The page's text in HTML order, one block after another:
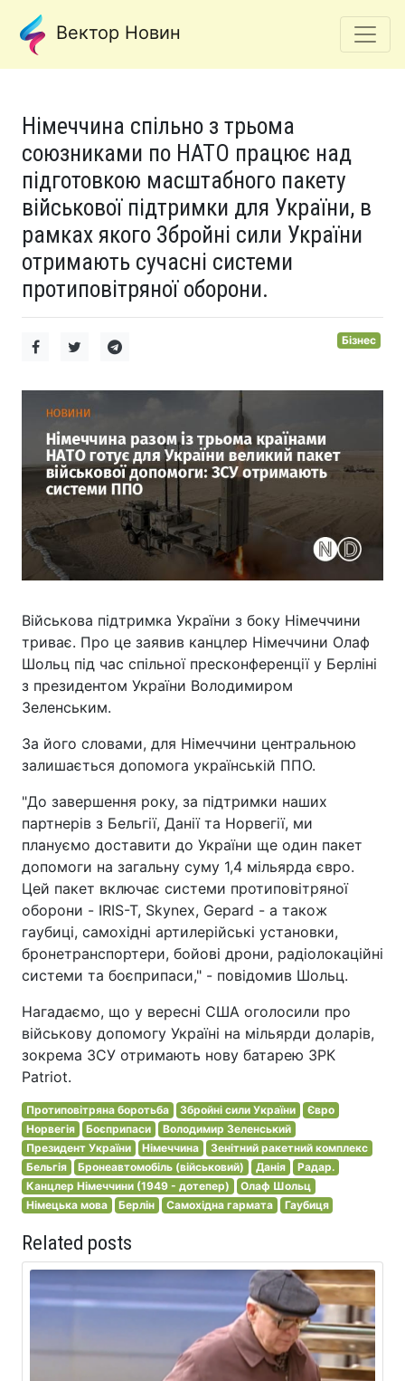
Вектор Новин
Німеччина спільно з трьома
союзниками по НАТО працює над
підготовкою масштабного пакету
військової підтримки для України, в
рамках якого Збройні сили України
отримають сучасні системи
протиповітряної оборони.
Бізнес
Військова підтримка України з боку Німеччини
триває. Про це заявив канцлер Німеччини Олаф
Шольц під час спільної пресконференції у Берліні
з президентом України Володимиром
Зеленським.
За його словами, для Німеччини центральною
залишається допомога українській ППО.
"До завершення року, за підтримки наших
партнерів з Бельгії, Данії та Норвегії, ми
плануємо доставити до України ще один пакет
допомоги на загальну суму 1,4 мільярда євро.
Цей пакет включає системи протиповітряної
оборони - IRIS-T, Skynex, Gepard - а також
гаубиці, самохідні артилерійські установки,
бронетранспортери, бойові дрони, радіолокаційні
системи та боєприпаси," - повідомив Шольц.
Нагадаємо, що у вересні США оголосили про
військову допомогу Україні на мільярди доларів,
зокрема ЗСУ отримають нову батарею ЗРК
Patriot.
Протиповітряна боротьба Збройні сили України
Євро
Норвегія
Боєприпаси
Володимир Зеленський
Президент України
Німеччина
Зенітний ракетний комплекс
Бельгія
Бронеавтомобіль (військовий) Данія
Радар.
Канцлер Німеччини (1949 - дотепер)
Олаф Шольц
Німецька мова
Берлін Самохідна гармата Гаубиця
Related posts